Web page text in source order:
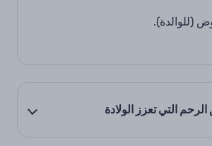
(للوالدة).
التي تعزز الولادة